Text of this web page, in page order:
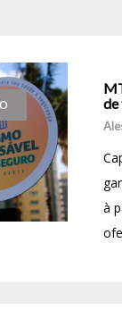
de
à